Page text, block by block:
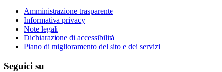
Amministrazione trasparente
Informativa privacy
Note legali
Dichiarazione di accessibilità
Piano di miglioramento del sito e dei servizi
Seguici su